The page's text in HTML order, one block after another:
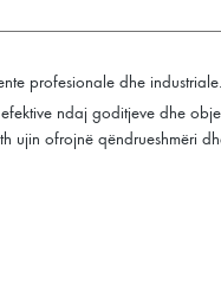
profesionale dhe
ndaj goditjeve dhe
ofrojnë qëndrueshmëri